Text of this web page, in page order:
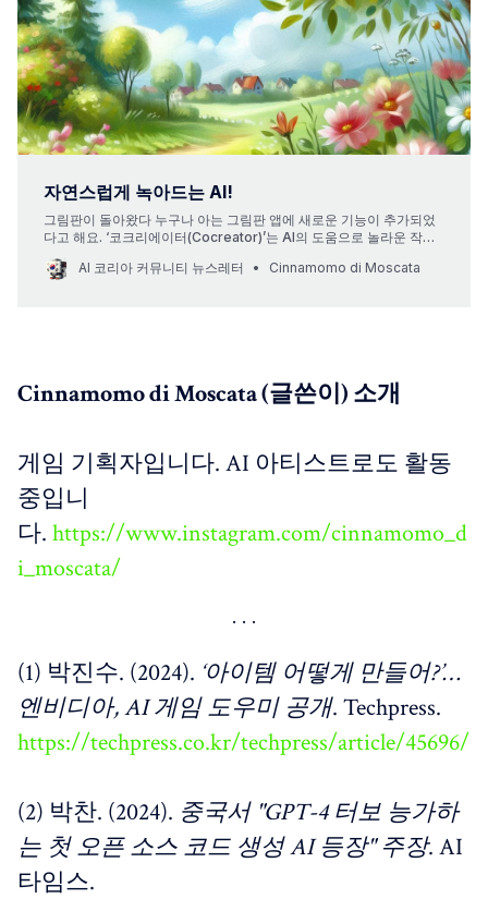
자연스럽게 녹아드는 AI!
그림판이 돌아왔다 누구나 아는 그림판 앱에 새로운 기능이 추가되었
다고 해요. ‘코크리에이터(Cocreator)’는 AI의 도움으로 놀라운 작품
을 만들 수 있게 해줍니다. 사용자가 프롬프트를 입력하고 그림판에서
그림을 그리기 시작하면, 코크리에이터가 아름다운 작품을 생성해줘
AI 코리아 커뮤니티 뉴스레터 Cinnamomo di Moscata
Cinnamomo di Moscata (글쓴이) 소개
게임 기획자입니다. AI 아티스트로도 활동
중입니
다. https://www.instagram.com/cinnamomo_d
i_moscata/
(1) 박진수. (2024). ‘아이템 어떻게 만들어?’…
엔비디아, AI 게임 도우미 공개. Techpress.
https://techpress.co.kr/techpress/article/45696/
(2) 박찬. (2024). 중국서 "GPT-4 터보 능가하
는 첫 오픈 소스 코드 생성 AI 등장" 주장. AI
타임스.